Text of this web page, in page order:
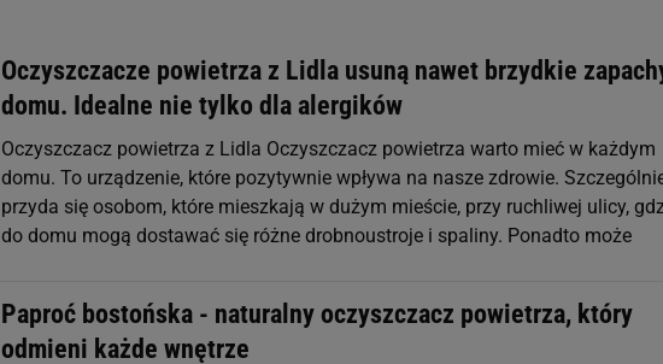
Oczyszczacze powietrza z Lidla usuną nawet brzydkie
domu. Idealne nie tylko dla alergików
Oczyszczacz powietrza z Lidla Oczyszczacz powietrza warto mieć w każdym
domu. To urządzenie, które pozytywnie wpływa na nasze zdrowie.
przyda się osobom, które mieszkają w dużym mieście, przy ruchliwej ulicy,
do domu mogą dostawać się różne drobnoustroje i spaliny. Ponadto może
Paproć bostońska - naturalny oczyszczacz powietrza, który
odmieni każde wnętrze